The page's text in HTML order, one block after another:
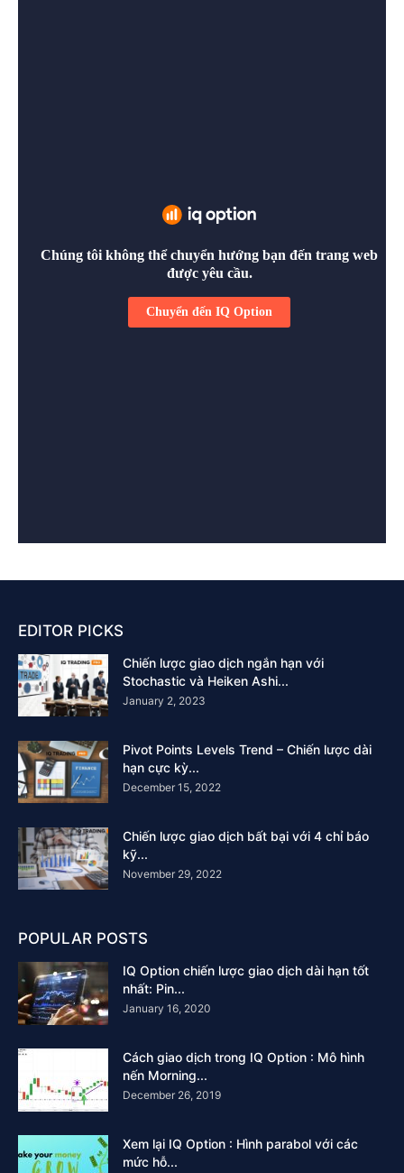
EDITOR PICKS
Chiến lược giao dịch ngắn hạn với
Stochastic và Heiken Ashi...
January 2, 2023
Pivot Points Levels Trend – Chiến lược dài
hạn cực kỳ...
December 15, 2022
Chiến lược giao dịch bất bại với 4 chỉ báo
kỹ...
November 29, 2022
POPULAR POSTS
IQ Option chiến lược giao dịch dài hạn tốt
nhất: Pin...
January 16, 2020
Cách giao dịch trong IQ Option : Mô hình
nến Morning...
December 26, 2019
Xem lại IQ Option : Hình parabol với các
mức hỗ...